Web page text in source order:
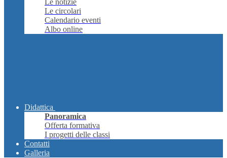
Le notizie
Le circolari
Calendario eventi
Albo online
Didattica
Panoramica
Offerta formativa
I progetti delle classi
Contatti
Galleria